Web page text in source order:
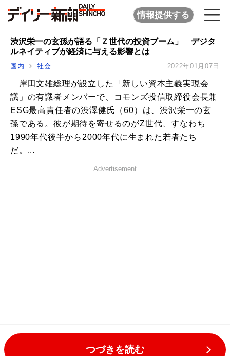
情報提供する
渋沢栄一の玄孫が語る「Ｚ世代の投資ブーム」 デジタ
ルネイティブが経済に与える影響とは
国内 社会 2022年01月07日
岸田文雄総理が設立した「新しい資本主義実現会
議」の有識者メンバーで、コモンズ投信取締役会長兼
ESG最高責任者の渋澤健氏（60）は、渋沢栄一の玄
孫である。彼が期待を寄せるのがZ世代、すなわち
1990年代後半から2000年代に生まれた若者たち
だ。...
Advertisement
つづきを読む